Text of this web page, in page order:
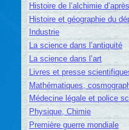
Histoire de l’alchimie
Histoire et géographie du
Industrie
La science dans l’antiquité
La science dans l’art
Livres et presse
Mathématiques,
Médecine légale et police
Physique, Chimie
Première guerre mondiale